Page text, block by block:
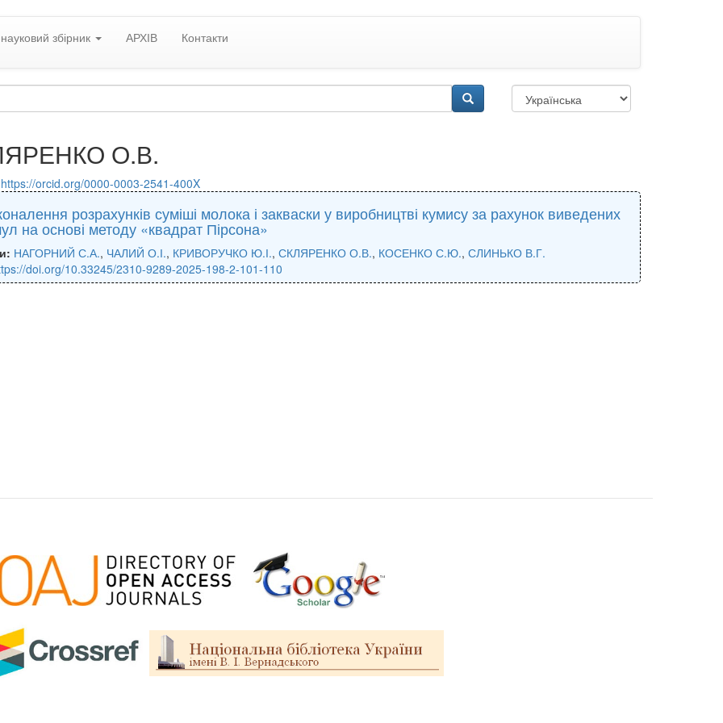
збірник АРХІВ Контакти
О.В.
https://orcid.org/0000-0003-2541-400X
розрахунків суміші молока і закваски у виробництві кумису за рахунок виведених
на основі методу «квадрат Пірсона»
НАГОРНИЙ С.А., ЧАЛИЙ О.І., КРИВОРУЧКО Ю.І., СКЛЯРЕНКО О.В., КОСЕНКО С.Ю., СЛИНЬКО В.Г.
doi.org/10.33245/2310-9289-2025-198-2-101-110